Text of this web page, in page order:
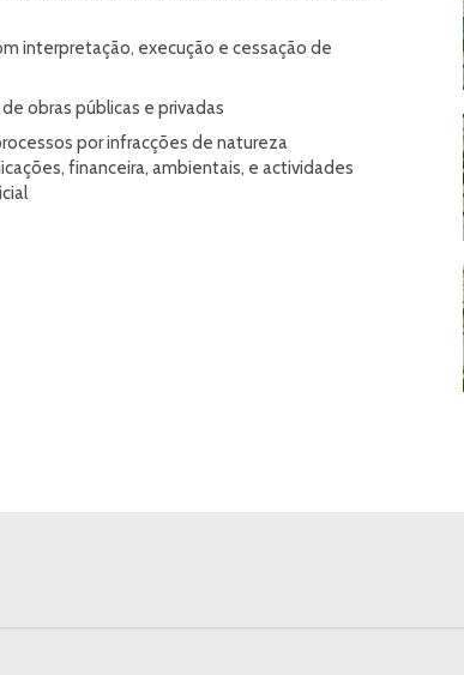
interpretação, execução e cessação de
obras públicas e privadas
por infracções de natureza
financeira, ambientais, e actividades